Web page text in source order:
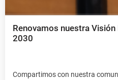
Renovamos nuestra
2030
Compartimos con nuestra